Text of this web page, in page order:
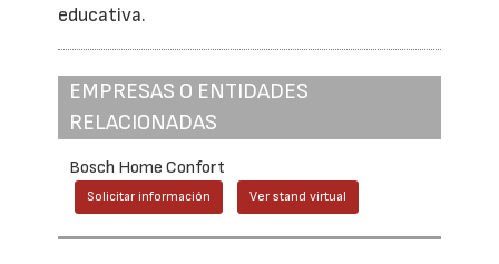
educativa.
EMPRESAS O ENTIDADES
RELACIONADAS
Bosch Home Confort
Solicitar información Ver stand virtual